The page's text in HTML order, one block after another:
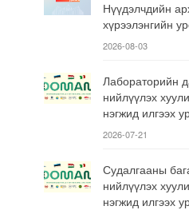
Нүүдэлчдийн
хүрээлэнгийн
2026-08-03
Лабораторийн
нийлүүлэх
нэгжид илгээх
2026-07-21
Судалгааны
нийлүүлэх
нэгжид илгээх